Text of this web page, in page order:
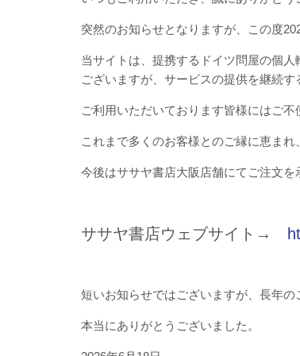
突然のお知らせとなりますが、この度
当サイトは、提携するドイツ問屋の個
ございますが、サービスの提供を継続す
ご利用いただいております皆様にはご
これまで多くのお客様とのご縁に恵ま
今後はササヤ書店大阪店舗にてご注文を
ササヤ書店ウェブサイト→
短いお知らせではございますが、長年
本当にありがとうございました。